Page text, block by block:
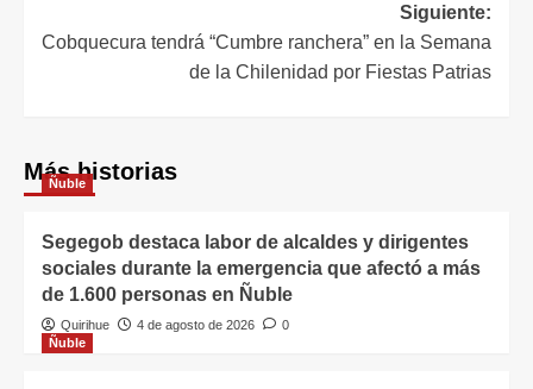
Siguiente:
Cobquecura tendrá “Cumbre ranchera” en la Semana
de la Chilenidad por Fiestas Patrias
Más historias
Ñuble
Segegob destaca labor de alcaldes y dirigentes
sociales durante la emergencia que afectó a más
de 1.600 personas en Ñuble
Quirihue 4 de agosto de 2026
0
Ñuble